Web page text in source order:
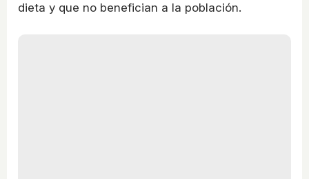
dieta y que no benefician a la población.